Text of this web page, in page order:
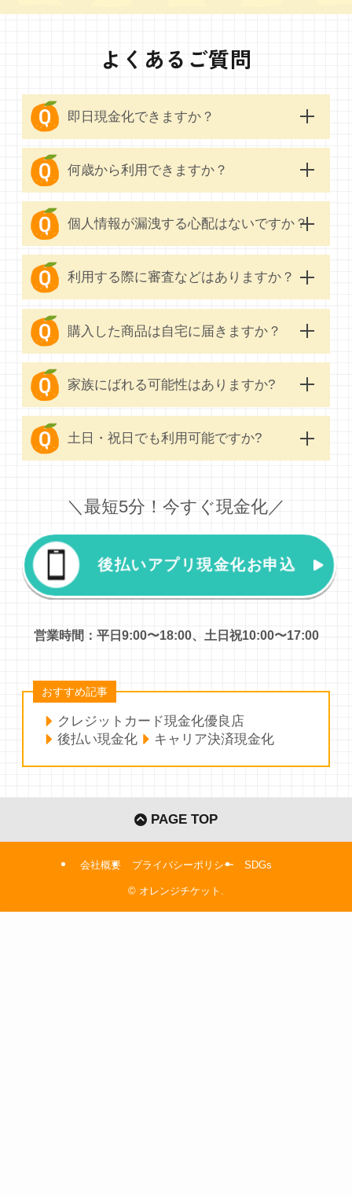
よくあるご質問
即日現金化できますか？
何歳から利用できますか？
個人情報が漏洩する心配はないですか？
利用する際に審査などはありますか？
購入した商品は自宅に届きますか？
家族にばれる可能性はありますか?
土日・祝日でも利用可能ですか?
＼最短5分！今すぐ現金化／
後払いアプリ現金化お申込
営業時間：平日9:00〜18:00、土日祝10:00〜17:00
おすすめ記事
クレジットカード現金化優良店
後払い現金化
キャリア決済現金化
PAGE TOP
会社概要 プライバシーポリシー SDGs
© オレンジチケット.